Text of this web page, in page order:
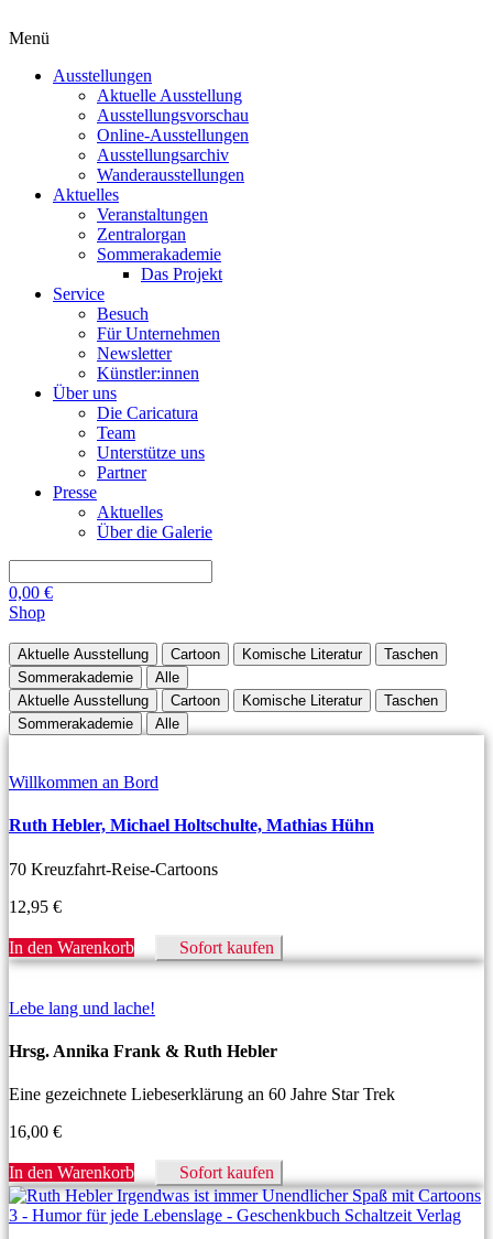
Menü
Ausstellungen
Aktuelle Ausstellung
Ausstellungsvorschau
Online-Ausstellungen
Ausstellungsarchiv
Wanderausstellungen
Aktuelles
Veranstaltungen
Zentralorgan
Sommerakademie
Das Projekt
Service
Besuch
Für Unternehmen
Newsletter
Künstler:innen
Über uns
Die Caricatura
Team
Unterstütze uns
Partner
Presse
Aktuelles
Über die Galerie
0,00 €
Shop
Aktuelle Ausstellung Cartoon Komische Literatur
Taschen
Sommerakademie
Alle
Aktuelle Ausstellung
Cartoon Komische Literatur
Taschen
Sommerakademie
Alle
Willkommen an Bord
Ruth Hebler, Michael Holtschulte, Mathias Hühn
70 Kreuzfahrt-Reise-Cartoons
12,95 €
In den Warenkorb Sofort kaufen
Lebe lang und lache!
Hrsg. Annika Frank & Ruth Hebler
Eine gezeichnete Liebeserklärung an 60 Jahre Star Trek
16,00 €
In den Warenkorb Sofort kaufen